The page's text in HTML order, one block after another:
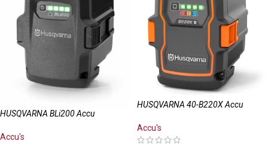
HUSQVARNA BLi200 Accu
Accu's
HUSQVARNA 40-B220X Accu
Accu's